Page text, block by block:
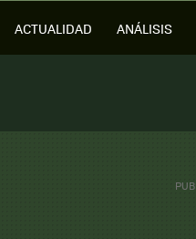
ACTUALIDAD ANÁLISIS